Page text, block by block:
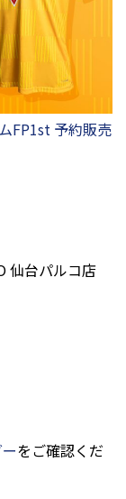
FP1st 予約販売
仙台パルコ店
をご確認くだ